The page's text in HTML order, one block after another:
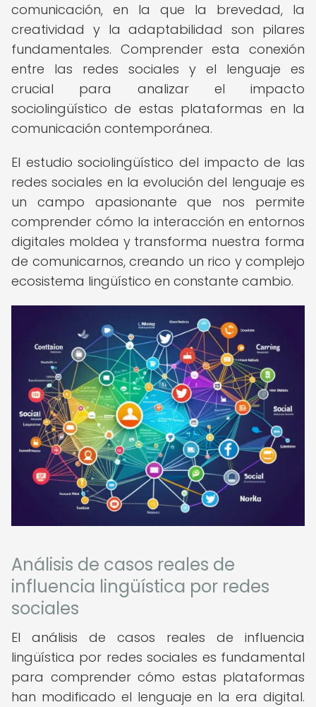
comunicación, en la que la brevedad, la
creatividad y la adaptabilidad son pilares
fundamentales. Comprender esta conexión
entre las redes sociales y el lenguaje es
crucial para analizar el impacto
sociolingüístico de estas plataformas en la
comunicación contemporánea.
El estudio sociolingüístico del impacto de las
redes sociales en la evolución del lenguaje es
un campo apasionante que nos permite
comprender cómo la interacción en entornos
digitales moldea y transforma nuestra forma
de comunicarnos, creando un rico y complejo
ecosistema lingüístico en constante cambio.
Análisis de casos reales de
influencia lingüística por redes
sociales
El análisis de casos reales de influencia
lingüística por redes sociales es fundamental
para comprender cómo estas plataformas
han modificado el lenguaje en la era digital.